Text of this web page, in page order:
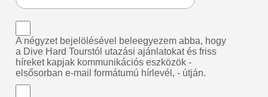
A négyzet bejelölésével beleegyezem abba, hogy
a Dive Hard Tourstól utazási ajánlatokat és friss
híreket kapjak kommunikációs eszközök -
elsősorban e-mail formátumú hírlevél, - útján.